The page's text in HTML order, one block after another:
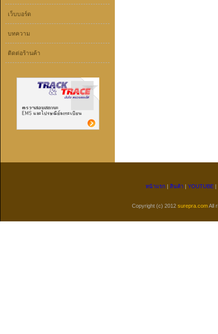
เว็บบอร์ด
บทความ
ติดต่อร้านค้า
หน้าแรก สินค้า YOUTUBE
Copyright (c) 2012 surepra.comAll